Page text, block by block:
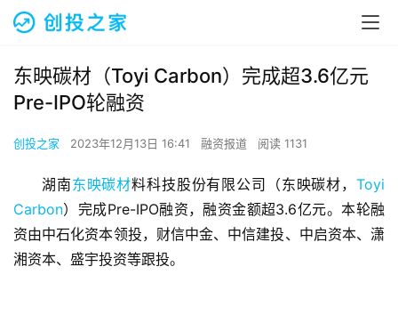
东映碳材（Toyi Carbon）完成超3.6亿元
Pre-IPO轮融资
创投之家 2023年12月13日 16:41 融资报道 阅读 1131
湖南东映碳材料科技股份有限公司（东映碳材，Toyi
Carbon）完成Pre-IPO融资，融资金额超3.6亿元。本轮融
资由中石化资本领投，财信中金、中信建投、中启资本、潇
湘资本、盛宇投资等跟投。